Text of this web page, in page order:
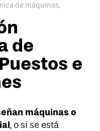
de máquinas,
de
e
máquinas o
, o si se está